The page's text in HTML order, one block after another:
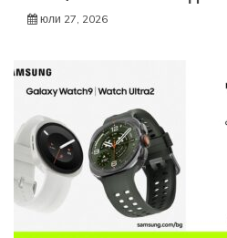
юли 27, 2026